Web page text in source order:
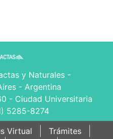
y Naturales -
- Argentina
- Ciudad Universitaria
5285-8274
Virtual
Trámites